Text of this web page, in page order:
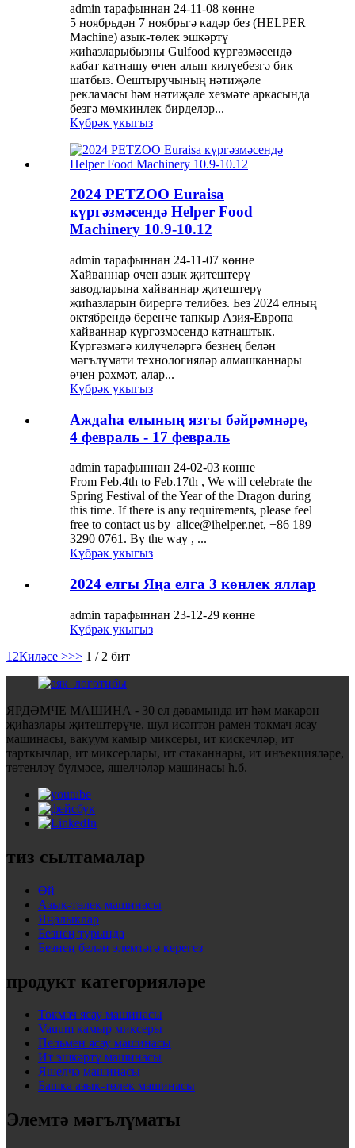
admin тарафыннан 24-11-08 көнне
5 ноябрьдән 7 ноябрьгә кадәр без (HELPER
Machine) азык-төлек эшкәртү
җиһазларыбызны Gulfood күргәзмәсендә
кабат катнашу өчен алып килүебезгә бик
шатбыз. Оештыручының нәтиҗәле
рекламасы һәм нәтиҗәле хезмәте аркасында
безгә мөмкинлек бирделәр...
Күбрәк укыгыз
2024 PETZOO Euraisa
күргәзмәсендә Helper Food
Machinery 10.9-10.12
admin тарафыннан 24-11-07 көнне
Хайваннар өчен азык җитештерү
заводларына хайваннар җитештерү
җиһазларын бирергә телибез. Без 2024 елның
октябрендә беренче тапкыр Азия-Европа
хайваннар күргәзмәсендә катнаштык.
Күргәзмәгә килүчеләргә безнең белән
мәгълүмати технологияләр алмашканнары
өчен рәхмәт, алар...
Күбрәк укыгыз
Аждаһа елының язгы бәйрәмнәре,
4 февраль - 17 февраль
admin тарафыннан 24-02-03 көнне
From Feb.4th to Feb.17th , We will celebrate the
Spring Festival of the Year of the Dragon during
this time. If there is any requirements, please feel
free to contact us by alice@ihelper.net, +86 189
3290 0761. By the way , ...
Күбрәк укыгыз
2024 елгы Яңа елга 3 көнлек яллар
admin тарафыннан 23-12-29 көнне
Күбрәк укыгыз
1 2Киләсе >>> 1 / 2 бит
ЯРДӘМЧЕ МАШИНА - 30 ел дәвамында ит һәм макарон
җиһазлары җитештерүче, шул исәптән рамен токмач ясау
машинасы, вакуум камыр миксеры, ит кискечләр, ит
тарткычлар, ит миксерлары, ит стаканнары, ит инъекцияләре,
төтенләү бүлмәсе, яшелчәләр машинасы һ.б.
тиз сылтамалар
Өй
Азык-төлек машинасы
Яңалыклар
Безнең турында
Безнең белән элемтәгә керегез
продукт категорияләре
Токмач ясау машинасы
Vauum камыр миксеры
Пельмен ясау машинасы
Ит эшкәртү машинасы
Яшелчә машинасы
Башка азык-төлек машинасы
Элемтә мәгълүматы